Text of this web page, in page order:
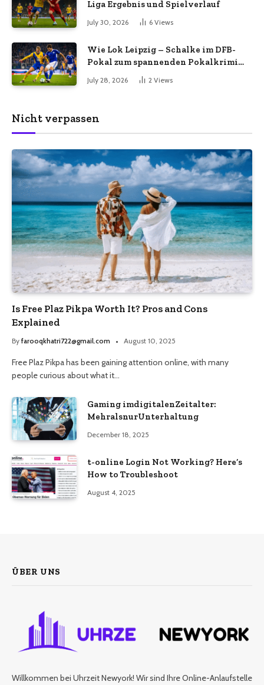
Liga Ergebnis und Spielverlauf
July 30, 2026 6 Views
Wie Lok Leipzig – Schalke im DFB-
Pokal zum spannenden Pokalkrimi
July 28, 2026 2 Views
Nicht verpassen
Is Free Plaz Pikpa Worth It? Pros and Cons
Explained
By farooqkhatri722@gmail.com August 10, 2025
Free Plaz Pikpa has been gaining attention online, with many
people curious about what it…
Gaming imdigitalenZeitalter:
MehralsnurUnterhaltung
December 18, 2025
t-online Login Not Working? Here’s
How to Troubleshoot
August 4, 2025
ÜBER UNS
Willkommen bei Uhrzeit Newyork! Wir sind Ihre Online-Anlaufstelle